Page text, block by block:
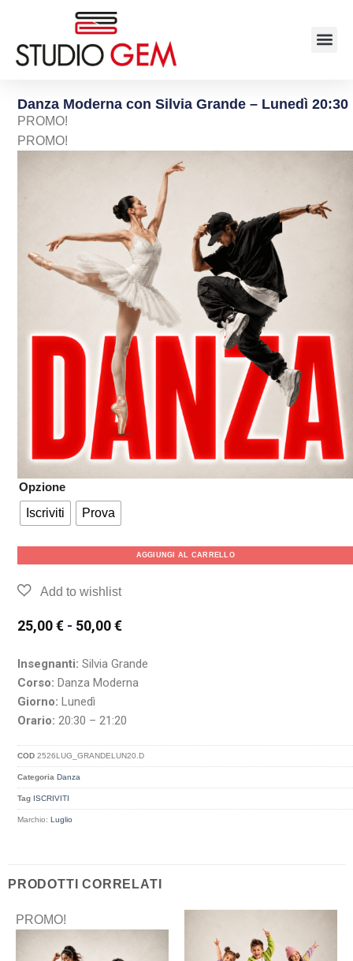
Danza Moderna con Silvia Grande – Lunedì 20:30
PROMO!
PROMO!
Opzione
Iscriviti
Prova
AGGIUNGI AL CARRELLO
25,00€ - 50,00€
Insegnanti: Silvia Grande
Corso: Danza Moderna
Giorno: Lunedì
Orario: 20:30 – 21:20
COD2526LUG_GRANDELUN20.D
Categoria Danza
Tag ISCRIVITI
Marchio: Luglio
PRODOTTI CORRELATI
PROMO!